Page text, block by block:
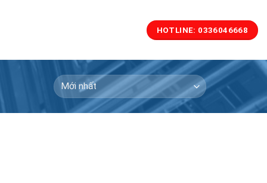
HOTLINE: 0336046668